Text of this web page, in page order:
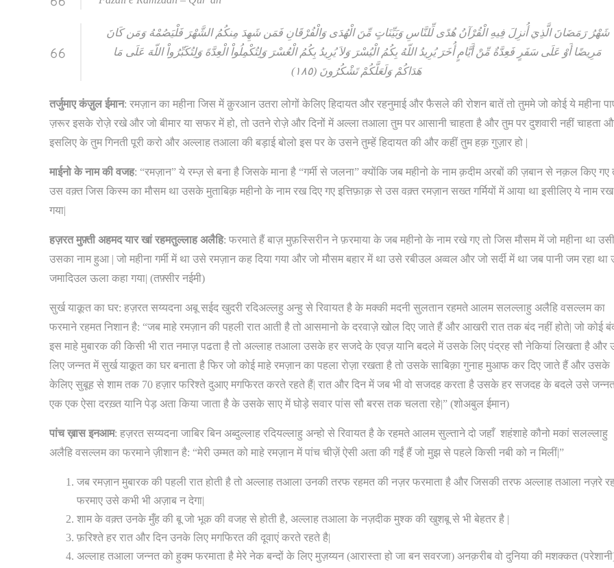
شَهْرُ رَمَضَانَ الَّذِيَ أُنزِلَ فِيهِ الْقُرْآنُ هُدًى لِّلنَّاسِ وَبَيِّنَاتٍ مِّنَ الْهُدَى وَالْفُرْقَانِ فَمَن شَهِدَ مِنكُمُ الشَّهْرَ فَلْيَصُمْهُ وَمَن كَانَ
مَرِيضًا أَوْ عَلَى سَفَرٍ فَعِدَّةٌ مِّنْ أَيَّامٍ أُخَرَ يُرِيدُ اللّهُ بِكُمُ الْيُسْرَ وَلاَ يُرِيدُ بِكُمُ الْعُسْرَ وَلِتُكْمِلُواْ الْعِدَّةَ وَلِتُكَبِّرُواْ اللّهَ عَلَى مَا
هَدَاكُمْ وَلَعَلَّكُمْ تَشْكُرُونَ (١٨٥)
तर्जुमाए कंज़ुल ईमान: रमज़ान का महीना जिस में क़ुरआन उतरा लोगों केलिए हिदायत और रहनुमाई और फैसले की रोशन बातें तो तुममे जो कोई ये महीना
ज़रूर इसके रोज़े रखे और जो बीमार या सफर में हो, तो उतने रोज़े और दिनों में अल्ला तआला तुम पर आसानी चाहता है और तुम पर दुशवारी नहीं चाहता
इसलिए के तुम गिनती पूरी करो और अल्लाह तआला की बड़ाई बोलो इस पर के उसने तुम्हें हिदायत की और कहीं तुम हक़ गुज़ार हो |
माईनो के नाम की वजह: “रमज़ान” ये रम्ज़ से बना है जिसके माना है “गर्मी से जलना” क्योंकि जब महीनो के नाम क़दीम अरबों की ज़बान से नक़ल किए गए
उस वक़्त जिस किस्म का मौसम था उसके मुताबिक़ महीनो के नाम रख दिए गए इत्तिफ़ाक़ से उस वक़्त रमज़ान सख्त गर्मियों में आया था इसीलिए ये नाम रख
गया|
हज़रत मुफ़्ती अहमद यार खां रहमतुल्लाह अलैहि: फरमाते हैं बाज़ मुफ़स्सिरीन ने फ़रमाया के जब महीनो के नाम रखे गए तो जिस मौसम में जो महीना था
उसका नाम हुआ | जो महीना गर्मी में था उसे रमज़ान कह दिया गया और जो मौसम बहार में था उसे रबीउल अव्वल और जो सर्दी में था जब पानी जम रहा था
जमादिउल ऊला कहा गया| (तफ़्सीर नईमी)
सुर्ख याक़ूत का घर: हज़रत सय्यदना अबू सईद खुदरी रदिअल्लहु अन्हु से रिवायत है के मक्की मदनी सुलतान रहमते आलम सलल्लाहु अलैहि वसल्लम का
फरमाने रहमत निशान है: “जब माहे रमज़ान की पहली रात आती है तो आसमानो के दरवाज़े खोल दिए जाते हैं और आखरी रात तक बंद नहीं होते| जो कोई
इस माहे मुबारक की किसी भी रात नमाज़ पढता है तो अल्लाह तआला उसके हर सजदे के एवज़ यानि बदले में उसके लिए पंद्रह सौ नेकियां लिखता है
लिए जन्नत में सुर्ख याक़ूत का घर बनाता है फिर जो कोई माहे रमज़ान का पहला रोज़ा रखता है तो उसके साबिक़ा गुनाह मुआफ कर दिए जाते हैं और उसके
केलिए सुबूह से शाम तक 70 हज़ार फरिश्ते दुआए मगफिरत करते रहते हैं| रात और दिन में जब भी वो सजदह करता है उसके हर सजदह के बदले उसे
एक एक ऐसा दरख़्त यानि पेड़ अता किया जाता है के उसके साए में घोड़े सवार पांस सौ बरस तक चलता रहे|” (शोअबुल ईमान)
पांच ख़ास इनआम: हज़रत सय्यदना जाबिर बिन अब्दुल्लाह रदियल्लाहु अन्हो से रिवायत है के रहमते आलम सुल्ताने दो जहाँ शहंशाहे कौनो मकां सलल्लाहु
अलैहि वसल्लम का फरमाने ज़ीशान है: “मेरी उम्मत को माहे रमज़ान में पांच चीज़ें ऐसी अता की गईं हैं जो मुझ से पहले किसी नबी को न मिलीं|”
जब रमज़ान मुबारक की पहली रात होती है तो अल्लाह तआला उनकी तरफ रहमत की नज़र फरमाता है और जिसकी तरफ अल्लाह तआला नज़रे
फरमाए उसे कभी भी अज़ाब न देगा|
शाम के वक़्त उनके मुँह की बू जो भूक की वजह से होती है, अल्लाह तआला के नज़दीक मुश्क की खुशबू से भी बेहतर है |
फ़रिश्ते हर रात और दिन उनके लिए मगफिरत की दूवाएं करते रहते है|
अल्लाह तआला जन्नत को हुक्म फरमाता है मेरे नेक बन्दों के लिए मुज़य्यन (आरास्ता हो जा बन सवरजा) अनक़रीब वो दुनिया की मशक्कत